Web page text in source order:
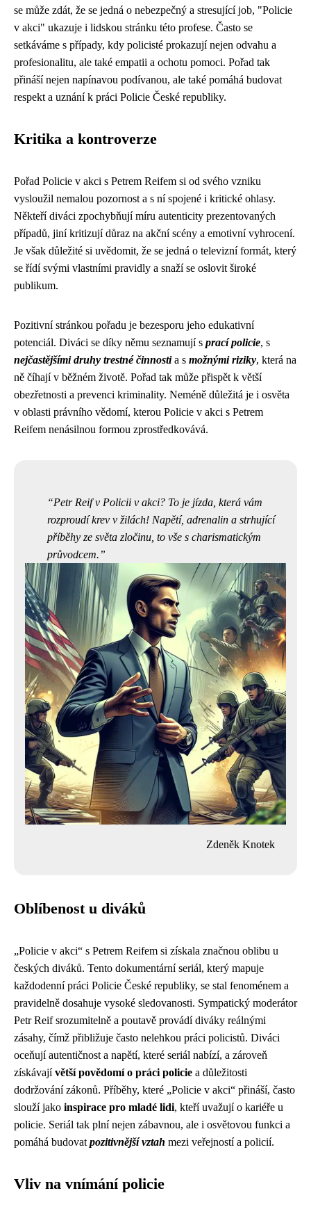
se může zdát, že se jedná o nebezpečný a stresující job, "Policie
v akci" ukazuje i lidskou stránku této profese. Často se
setkáváme s případy, kdy policisté prokazují nejen odvahu a
profesionalitu, ale také empatii a ochotu pomoci. Pořad tak
přináší nejen napínavou podívanou, ale také pomáhá budovat
respekt a uznání k práci Policie České republiky.
Kritika a kontroverze
Pořad Policie v akci s Petrem Reifem si od svého vzniku
vysloužil nemalou pozornost a s ní spojené i kritické ohlasy.
Někteří diváci zpochybňují míru autenticity prezentovaných
případů, jiní kritizují důraz na akční scény a emotivní vyhrocení.
Je však důležité si uvědomit, že se jedná o televizní formát, který
se řídí svými vlastními pravidly a snaží se oslovit široké
publikum.
Pozitivní stránkou pořadu je bezesporu jeho edukativní
potenciál. Diváci se díky němu seznamují s prací policie, s
nejčastějšími druhy trestné činnostia s možnými riziky, která na
ně číhají v běžném životě. Pořad tak může přispět k větší
obezřetnosti a prevenci kriminality. Neméně důležitá je i osvěta
v oblasti právního vědomí, kterou Policie v akci s Petrem
Reifem nenásilnou formou zprostředkovává.
Petr Reif v Policii v akci? To je jízda, která vám
rozproudí krev v žilách! Napětí, adrenalin a strhující
příběhy ze světa zločinu, to vše s charismatickým
průvodcem.
Zdeněk Knotek
Oblíbenost u diváků
„Policie v akci“ s Petrem Reifem si získala značnou oblibu u
českých diváků. Tento dokumentární seriál, který mapuje
každodenní práci Policie České republiky, se stal fenoménem a
pravidelně dosahuje vysoké sledovanosti. Sympatický moderátor
Petr Reif srozumitelně a poutavě provádí diváky reálnými
zásahy, čímž přibližuje často nelehkou práci policistů. Diváci
oceňují autentičnost a napětí, které seriál nabízí, a zároveň
získávajívětší povědomí o práci policie a důležitosti
dodržování zákonů. Příběhy, které „Policie v akci“ přináší, často
slouží jako inspirace pro mladé lidi, kteří uvažují o kariéře u
policie. Seriál tak plní nejen zábavnou, ale i osvětovou funkci a
pomáhá budovat pozitivnější vztah mezi veřejností a policií.
Vliv na vnímání policie